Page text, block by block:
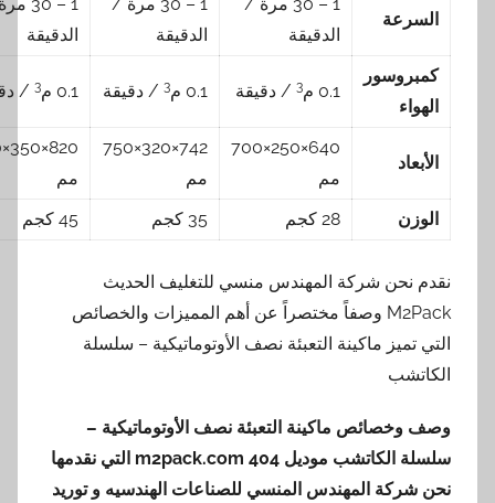
السرعة
الدقيقة
الدقيقة
الدقيقة
كمبروسور
0.1 م / دقيقة 0.1 م / دقيقة 0.1 م / دقيقة
640×250×700
742×320×750
820×350×800
نقدم نحن شركة المهندس منسي للتغليف الحديث
M2Pack وصفاً مختصراً عن أهم المميزات والخصائص
التي تميز ماكينة التعبئة نصف الأوتوماتيكية – سلسلة
الكاتشب
وصف وخصائص ماكينة التعبئة نصف الأوتوماتيكية –
سلسلة الكاتشب موديلm2pack.com
404
التي نقدمها
نحن شركة المهندس المنسي للصناعات الهندسيه و توريد